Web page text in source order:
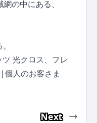
の中にある、
光クロス、フレ
人のお客さま
Next